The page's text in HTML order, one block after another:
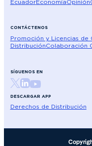
EcuadorEconomíaOpinión
CONTÁCTENOS
Promoción y Licencias de
DistribuciónColaboración
SÍGUENOS EN
DESCARGAR APP
Derechos de Distribución